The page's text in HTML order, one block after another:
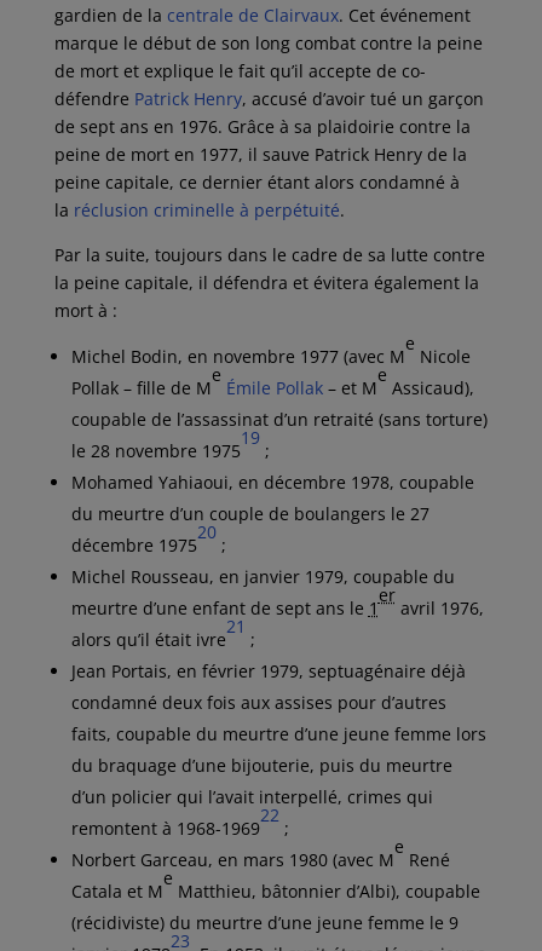
gardien de la centrale de Clairvaux. Cet événement
marque le début de son long combat contre la peine
de mort et explique le fait qu’il accepte de co-
défendre Patrick Henry, accusé d’avoir tué un garçon
de sept ans en 1976. Grâce à sa plaidoirie contre la
peine de mort en 1977, il sauve Patrick Henry de la
peine capitale, ce dernier étant alors condamné à
la réclusion criminelle à perpétuité.
Par la suite, toujours dans le cadre de sa lutte contre
la peine capitale, il défendra et évitera également la
mort à :
Michel Bodin, en novembre 1977 (avec M
e
Nicole
Pollak – fille de M
e
Émile Pollak – et M
e
Assicaud),
coupable de l’assassinat d’un retraité (sans torture)
le 28 novembre 1975
19
;
Mohamed Yahiaoui, en décembre 1978, coupable
du meurtre d’un couple de boulangers le 27
décembre 1975
20
;
Michel Rousseau, en janvier 1979, coupable du
meurtre d’une enfant de sept ans le 1
er
avril 1976,
alors qu’il était ivre
21
;
Jean Portais, en février 1979, septuagénaire déjà
condamné deux fois aux assises pour d’autres
faits, coupable du meurtre d’une jeune femme lors
du braquage d’une bijouterie, puis du meurtre
d’un policier qui l’avait interpellé, crimes qui
remontent à 1968-1969
22
;
Norbert Garceau, en mars 1980 (avec M
e
René
Catala et M
e
Matthieu, bâtonnier d’Albi), coupable
(récidiviste) du meurtre d’une jeune femme le 9
23